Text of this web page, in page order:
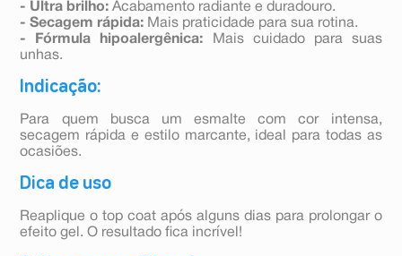
- Ultra brilho: Acabamento radiante e duradouro.
- Secagem rápida: Mais praticidade para sua rotina.
- Fórmula hipoalergênica: Mais cuidado para suas
unhas.
Indicação:
Para quem busca um esmalte com cor intensa,
secagem rápida e estilo marcante, ideal para todas as
ocasiões.
Dica de uso
Reaplique o top coat após alguns dias para prolongar o
efeito gel. O resultado fica incrível!